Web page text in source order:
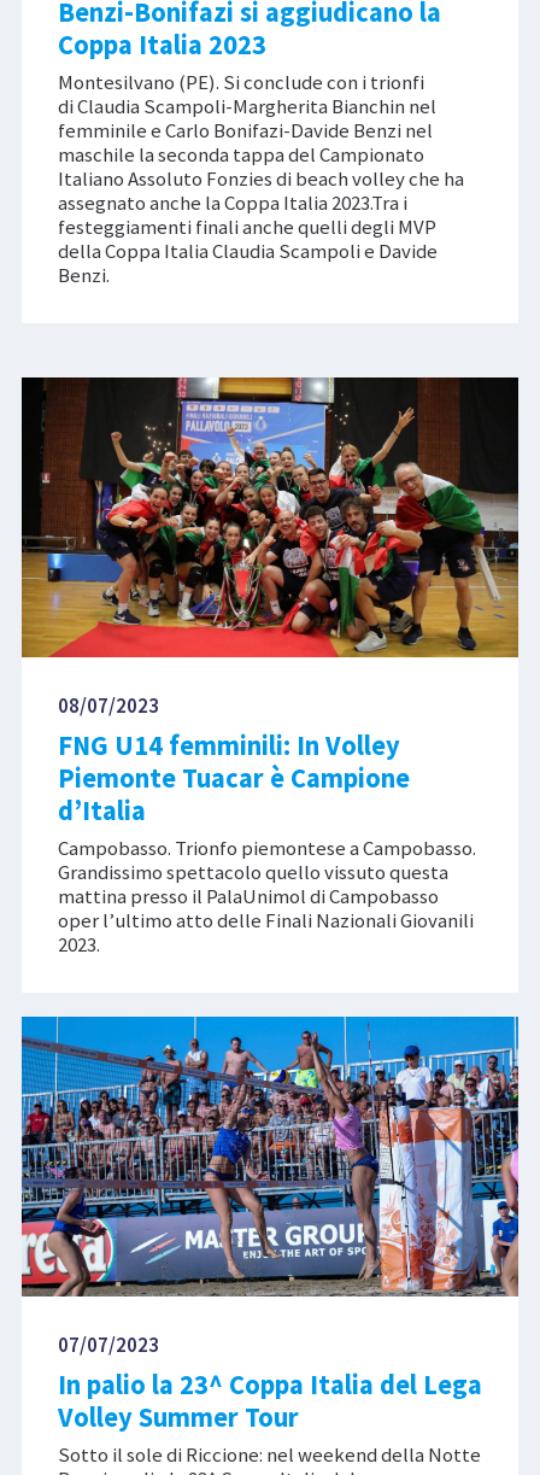
Benzi-Bonifazi si aggiudicano la
Coppa Italia 2023
Montesilvano (PE). Si conclude con i trionfi
di Claudia Scampoli-Margherita Bianchin nel
femminile e Carlo Bonifazi-Davide Benzi nel
maschile la seconda tappa del Campionato
Italiano Assoluto Fonzies di beach volley che ha
assegnato anche la Coppa Italia 2023.Tra i
festeggiamenti finali anche quelli degli MVP
della Coppa Italia Claudia Scampoli e Davide
Benzi.
08/07/2023
FNG U14 femminili: In Volley
Piemonte Tuacar è Campione
d’Italia
Campobasso. Trionfo piemontese a Campobasso.
Grandissimo spettacolo quello vissuto questa
mattina presso il PalaUnimol di Campobasso
oper l’ultimo atto delle Finali Nazionali Giovanili
2023.
07/07/2023
In palio la 23^ Coppa Italia del Lega
Volley Summer Tour
Sotto il sole di Riccione: nel weekend della Notte